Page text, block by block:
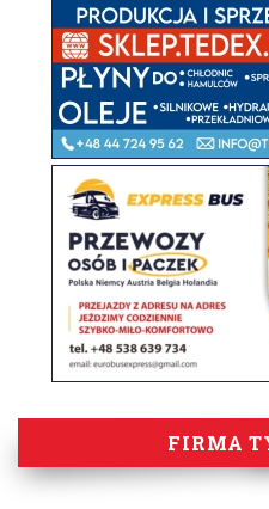
FIRMA